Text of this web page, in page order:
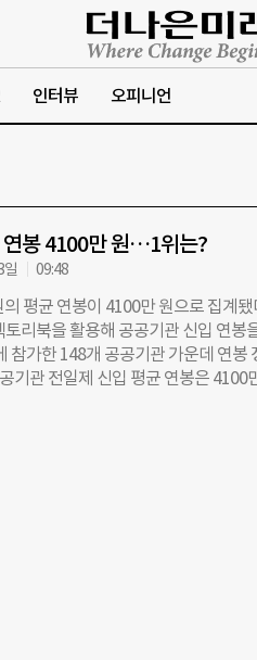
인터뷰 오피니언
연봉 4100만 원…1위는?
일 09:48
평균 연봉이 4100만 원으로 집계됐
토리북을 활용해 공공기관 신입 연봉
참가한 148개 공공기관 가운데 연봉
기관 전일제 신입 평균 연봉은 4100